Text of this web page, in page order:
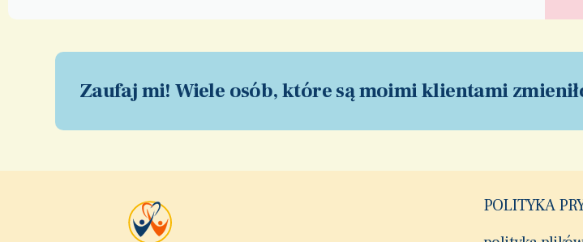
Zaufaj mi! Wiele osób, które są moimi klientami
POLITYKA